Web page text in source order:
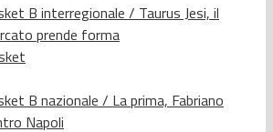
B interregionale / Taurus Jesi, il
prende forma
B nazionale / La prima, Fabriano
Napoli